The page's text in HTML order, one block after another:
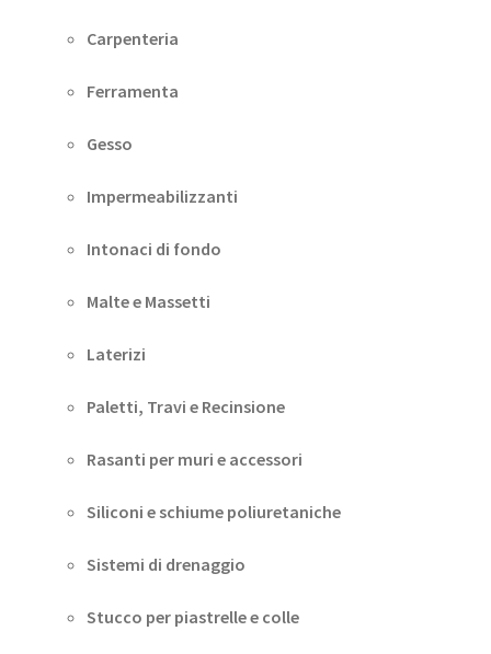
Carpenteria
Ferramenta
Gesso
Impermeabilizzanti
Intonaci di fondo
Malte e Massetti
Laterizi
Paletti, Travi e Recinsione
Rasanti per muri e accessori
Siliconi e schiume poliuretaniche
Sistemi di drenaggio
Stucco per piastrelle e colle